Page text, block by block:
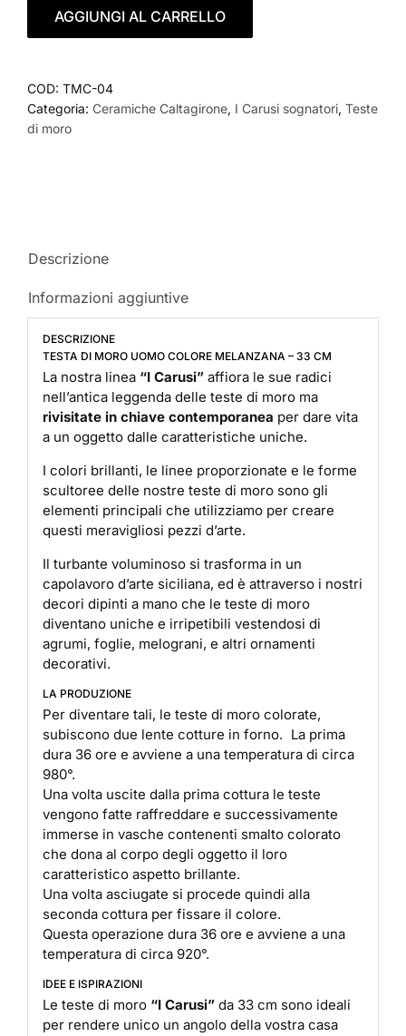
UOMO
33
CM
AGGIUNGI AL CARRELLO
COD: TMC-04
Categoria: Ceramiche Caltagirone, I Carusi sognatori, Teste
di moro
Descrizione
Informazioni aggiuntive
DESCRIZIONE
TESTA DI MORO UOMO COLORE MELANZANA – 33 CM
La nostra linea “I Carusi”affiora le sue radici
nell’antica leggenda delle teste di moro ma
rivisitate in chiave contemporanea per dare vita
a un oggetto dalle caratteristiche uniche.
I colori brillanti, le linee proporzionate e le forme
scultoree delle nostre teste di moro sono gli
elementi principali che utilizziamo per creare
questi meravigliosi pezzi d’arte.
Il turbante voluminoso si trasforma in un
capolavoro d’arte siciliana, ed è attraverso i nostri
decori dipinti a mano che le teste di moro
diventano uniche e irripetibili vestendosi di
agrumi, foglie, melograni, e altri ornamenti
decorativi.
LA PRODUZIONE
Per diventare tali, le teste di moro colorate,
subiscono due lente cotture in forno. La prima
dura 36 ore e avviene a una temperatura di circa
980°.
Una volta uscite dalla prima cottura le teste
vengono fatte raffreddare e successivamente
immerse in vasche contenenti smalto colorato
che dona al corpo degli oggetto il loro
caratteristico aspetto brillante.
Una volta asciugate si procede quindi alla
seconda cottura per fissare il colore.
Questa operazione dura 36 ore e avviene a una
temperatura di circa 920°.
IDEE E ISPIRAZIONI
Le teste di moro “I Carusi”da 33 cm sono ideali
per rendere unico un angolo della vostra casa